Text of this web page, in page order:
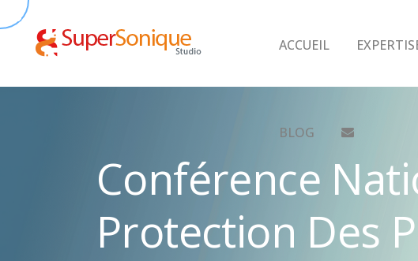
ACCUEIL
BLOG
Conférence
Protection Des